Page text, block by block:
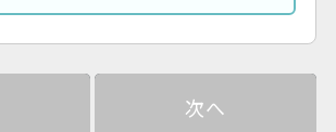
次へ